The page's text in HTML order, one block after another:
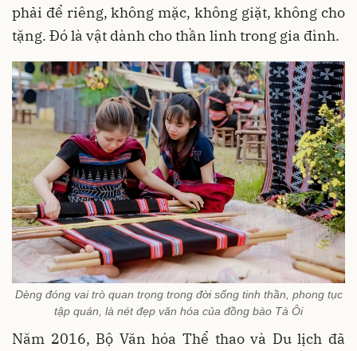
phải để riêng, không mặc, không giặt, không cho
tặng. Đó là vật dành cho thần linh trong gia đình.
Dèng đóng vai trò quan trọng trong đời sống tinh thần, phong tục
tập quán, là nét đẹp văn hóa của đồng bào Tà Ôi
Năm 2016, Bộ Văn hóa Thể thao và Du lịch đã